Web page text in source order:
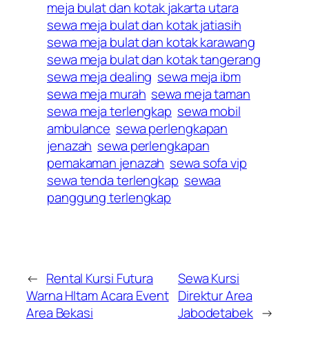
meja bulat dan kotak jakarta utara
sewa meja bulat dan kotak jatiasih
sewa meja bulat dan kotak karawang
sewa meja bulat dan kotak tangerang
sewa meja dealing sewa meja ibm
sewa meja murah sewa meja taman
sewa meja terlengkap sewa mobil
ambulance sewa perlengkapan
jenazah sewa perlengkapan
pemakaman jenazah sewa sofa vip
sewa tenda terlengkap sewaa
panggung terlengkap
← Rental Kursi Futura
Warna HItam Acara Event
Area Bekasi
Sewa Kursi
Direktur Area
Jabodetabek →